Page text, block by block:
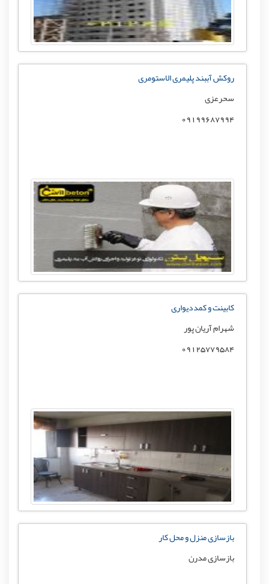
روکش آببند پلیمری الاستومری
سحرعزی
09199687994
کابینت و کمددیواری
شهرام آریان پور
09125779584
بازسازی منزل و محل کار
بازسازی مدرن